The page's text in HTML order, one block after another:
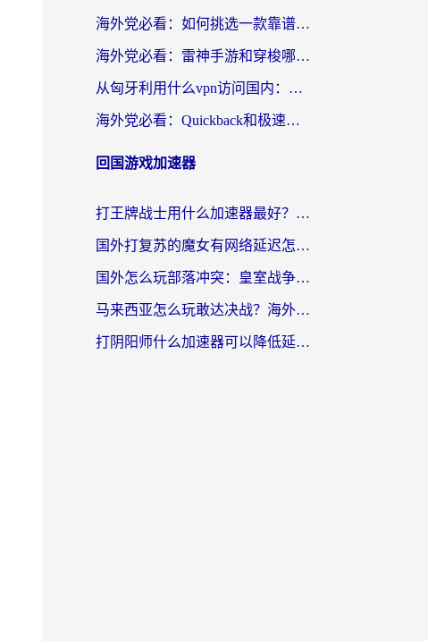
海外党必看：如何挑选一款靠谱的PC端VPN，让回国冲浪不再卡顿
海外党必看：雷神手游和穿梭哪个好？3步教你选对回国加速器（附实测对比）
从匈牙利用什么vpn访问国内：一份海外游子的网络归乡指南
海外党必看：Quickback和极速穿梭VPN好用吗？3步选对回国加速器实现无缝刷国内资源
回国游戏加速器
打王牌战士用什么加速器最好？海外玩家的终极选择指南
国外打复苏的魔女有网络延迟怎么办？2026海外玩家国服游戏加速全攻略
国外怎么玩部落冲突：皇室战争不卡？海外玩家畅玩国服游戏终极指南
马来西亚怎么玩敢达决战？海外党国服游戏加速避坑指南（附实测推荐）
打阴阳师什么加速器可以降低延迟？海外玩家的真实困境与破局